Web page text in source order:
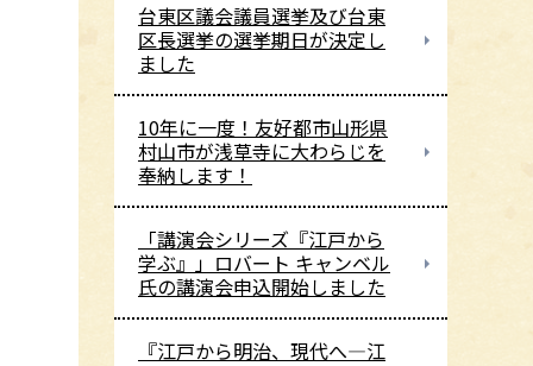
台東区議会議員選挙及び台東
区長選挙の選挙期日が決定し
ました
10年に一度！友好都市山形県
村山市が浅草寺に大わらじを
奉納します！
「講演会シリーズ『江戸から
学ぶ』」ロバート キャンベル
氏の講演会申込開始しました
『江戸から明治、現代へ―江